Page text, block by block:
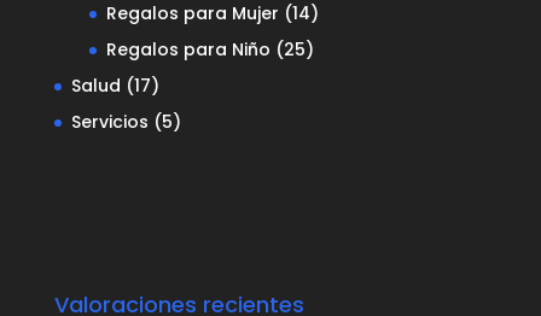
Regalos para Mujer (14)
Regalos para Niño (25)
Salud (17)
Servicios (5)
Valoraciones recientes